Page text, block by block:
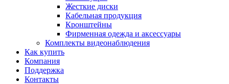
Жесткие диски
Кабельная продукция
Кронштейны
Фирменная одежда и аксессуары
Комплекты видеонаблюдения
Как купить
Компания
Поддержка
Контакты